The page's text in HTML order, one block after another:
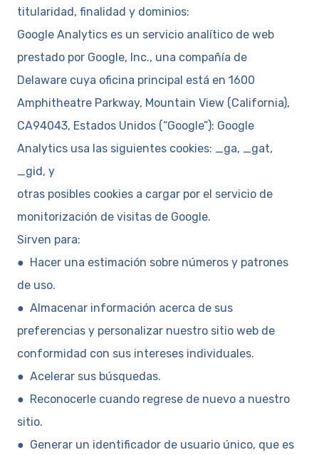
titularidad, finalidad y dominios:
Google Analytics es un servicio analítico de web
prestado por Google, Inc., una compañía de
Delaware cuya oficina principal está en 1600
Amphitheatre Parkway, Mountain View (California),
CA94043, Estados Unidos (“Google”): Google
Analytics usa las siguientes cookies: _ga, _gat,
_gid, y
otras posibles cookies a cargar por el servicio de
monitorización de visitas de Google.
Sirven para:
● Hacer una estimación sobre números y patrones
de uso.
● Almacenar información acerca de sus
preferencias y personalizar nuestro sitio web de
conformidad con sus intereses individuales.
● Acelerar sus búsquedas.
● Reconocerle cuando regrese de nuevo a nuestro
sitio.
● Generar un identificador de usuario único, que es